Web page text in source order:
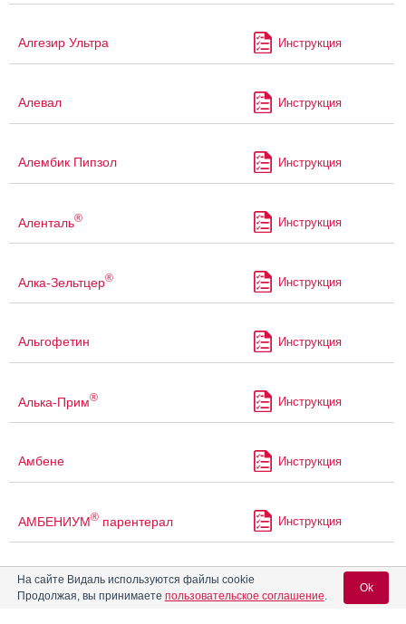
Алгезир Ультра Инструкция
Алевал Инструкция
Алембик Пипзол Инструкция
Аленталь® Инструкция
Алка-Зельтцер® Инструкция
Альгофетин Инструкция
Алька-Прим® Инструкция
Амбене Инструкция
АМБЕНИУМ® парентерал Инструкция
Амдоал ®
На сайте Видаль используются файлы cookie
Продолжая, вы принимаете пользовательское соглашение.
Ok